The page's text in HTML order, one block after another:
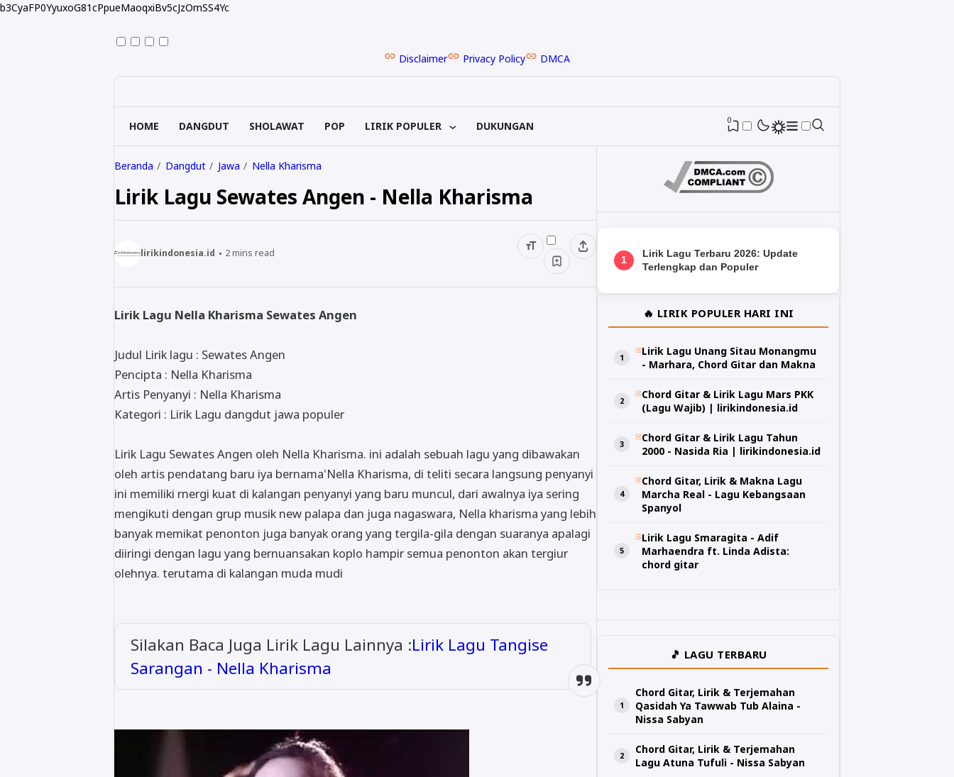
b3CyaFP0YyuxoG81cPpueMaoqxiBv5cJzOmSS4Yc
Disclaimer Privacy Policy DMCA
HOME DANGDUT SHOLAWAT POP LIRIK POPULER DUKUNGAN 0
Beranda Dangdut Jawa Nella Kharisma
Lirik Lagu Sewates Angen - Nella Kharisma
lirikindonesia.id 2mins read
Lirik Lagu Nella Kharisma Sewates Angen
Judul Lirik lagu : Sewates Angen
Pencipta : Nella Kharisma
Artis Penyanyi : Nella Kharisma
Kategori : Lirik Lagu dangdut jawa populer
Lirik Lagu Sewates Angen oleh Nella Kharisma. ini adalah sebuah lagu yang dibawakan
oleh artis pendatang baru iya bernama'Nella Kharisma, di teliti secara langsung penyanyi
ini memiliki rnergi kuat di kalangan penyanyi yang baru muncul, dari awalnya iya sering
mengikuti dengan grup musik new palapa dan juga nagaswara, Nella kharisma yang lebih
banyak memikat penonton juga banyak orang yang tergila-gila dengan suaranya apalagi
diiringi dengan lagu yang bernuansakan koplo hampir semua penonton akan tergiur
olehnya. terutama di kalangan muda mudi
Silakan Baca Juga Lirik Lagu Lainnya :Lirik Lagu Tangise
Sarangan - Nella Kharisma
1
Lirik Lagu Terbaru 2026: Update
Terlengkap dan Populer
🔥 LIRIK POPULER HARI INI
Lirik Lagu Unang Sitau Monangmu
- Marhara, Chord Gitar dan Makna
Chord Gitar & Lirik Lagu Mars PKK
(Lagu Wajib) | lirikindonesia.id
Chord Gitar & Lirik Lagu Tahun
2000 - Nasida Ria | lirikindonesia.id
Chord Gitar, Lirik & Makna Lagu
Marcha Real - Lagu Kebangsaan
Spanyol
Lirik Lagu Smaragita - Adif
Marhaendra ft. Linda Adista:
chord gitar
🎵 LAGU TERBARU
Chord Gitar, Lirik & Terjemahan
Qasidah Ya Tawwab Tub Alaina -
Nissa Sabyan
Chord Gitar, Lirik & Terjemahan
Lagu Atuna Tufuli - Nissa Sabyan